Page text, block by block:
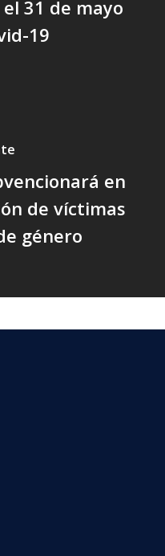
31 de mayo
19
en
de víctimas
género